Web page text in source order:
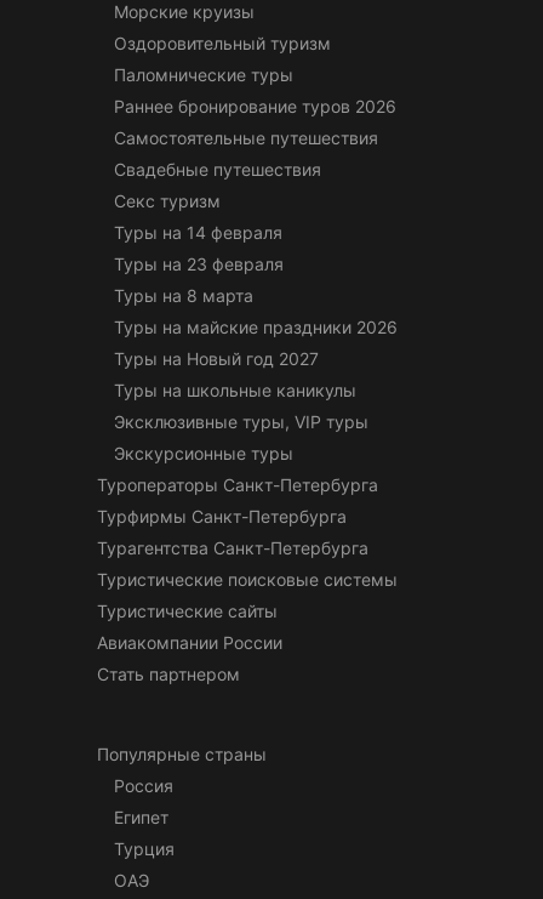
Морские круизы
Оздоровительный туризм
Паломнические туры
Раннее бронирование туров 2026
Самостоятельные путешествия
Свадебные путешествия
Секс туризм
Туры на 14 февраля
Туры на 23 февраля
Туры на 8 марта
Туры на майские праздники 2026
Туры на Новый год 2027
Туры на школьные каникулы
Эксклюзивные туры, VIP туры
Экскурсионные туры
Туроператоры Санкт-Петербурга
Турфирмы Санкт-Петербурга
Турагентства Санкт-Петербурга
Туристические поисковые системы
Туристические сайты
Авиакомпании России
Стать партнером
Популярные страны
Россия
Египет
Турция
ОАЭ